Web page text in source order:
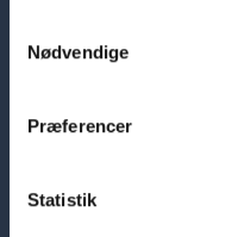
Nødvendige
Præferencer
Statistik